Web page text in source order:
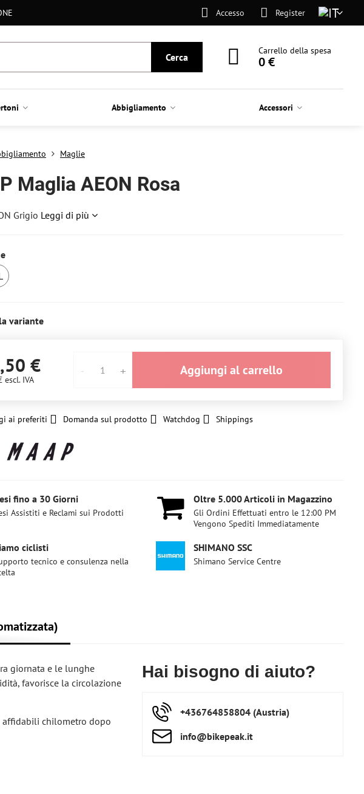
Accesso Register
Cerca
Carrello della spesa
0 €
Abbigliamento Accessori
Maglie
Maglia AEON Rosa
Grigio Leggi di più
variante
€
escl. IVA
Aggiungi al carrello
ai preferiti Domanda sul prodotto Watchdog Shippings
fino a 30 Giorni
Assistiti e Reclami sui Prodotti
Oltre 5​.000 Articoli in Magazzino
Gli Ordini Effettuati entro le 12:00 PM
Vengono Spediti Immediatamente
ciclisti
tecnico e consulenza nella
SHIMANO SSC
Shimano Service Centre
giornata e le lunghe
favorisce la circolazione
affidabili chilometro dopo
Hai bisogno di aiuto?
+436764858804 (Austria)
info​@bikepeak​.it